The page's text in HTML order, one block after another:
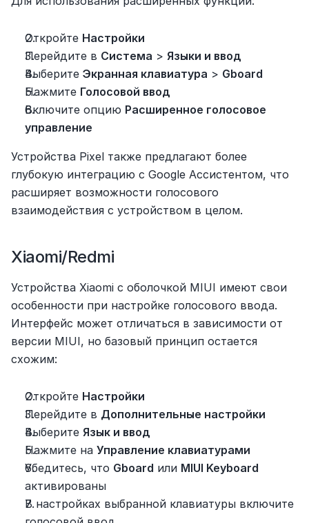
Откройте Настройки
Перейдите в Система > Языки и ввод
Выберите Экранная клавиатура > Gboard
Нажмите Голосовой ввод
Включите опцию Расширенное голосовое
управление
Устройства Pixel также предлагают более
глубокую интеграцию с Google Ассистентом, что
расширяет возможности голосового
взаимодействия с устройством в целом.
Xiaomi/Redmi
Устройства Xiaomi с оболочкой MIUI имеют свои
особенности при настройке голосового ввода.
Интерфейс может отличаться в зависимости от
версии MIUI, но базовый принцип остается
схожим:
Откройте Настройки
Перейдите в Дополнительные настройки
Выберите Язык и ввод
Нажмите на Управление клавиатурами
Убедитесь, что Gboard или MIUI Keyboard
активированы
В настройках выбранной клавиатуры включите